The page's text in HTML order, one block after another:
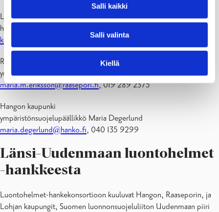
Salli kaikki
Salli valinta
Kiellä
Länsi-Uudenmaan luontohelmet -hanke
hankekoordinaattori Kaisa Kauranen
kaisa.kauranen@sll.fi
, 050 556 8819
Raaseporin kaupunki
ympäristöpäällikkö Maria Eriksson
maria.m.eriksson@raasepori.fi, 019 289 2375
Hangon kaupunki
ympäristönsuojelupäällikkö Maria Degerlund
maria.degerlund@hanko.fi, 040 135 9299
Länsi-Uudenmaan luontohelmet
-hankkeesta
Luontohelmet-hankekonsortioon kuuluvat Hangon, Raaseporin, ja
Lohjan kaupungit, Suomen luonnonsuojeluliiton Uudenmaan piiri